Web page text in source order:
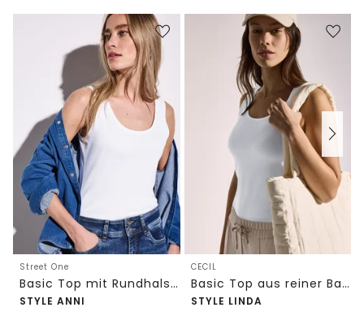
Street One
Basic Top mit Rundhals in Unifarbe
STYLE ANNI
CECIL
Basic Top aus reiner Baumwolle
STYLE LINDA